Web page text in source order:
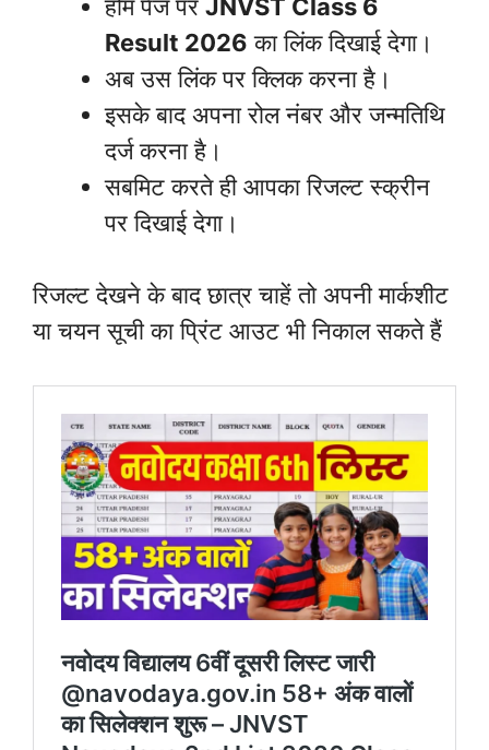
होम पेज पर JNVST Class 6
Result 2026 का लिंक दिखाई देगा।
अब उस लिंक पर क्लिक करना है।
इसके बाद अपना रोल नंबर और जन्मतिथि
दर्ज करना है।
सबमिट करते ही आपका रिजल्ट स्क्रीन
पर दिखाई देगा।
रिजल्ट देखने के बाद छात्र चाहें तो अपनी मार्कशीट
या चयन सूची का प्रिंट आउट भी निकाल सकते हैं